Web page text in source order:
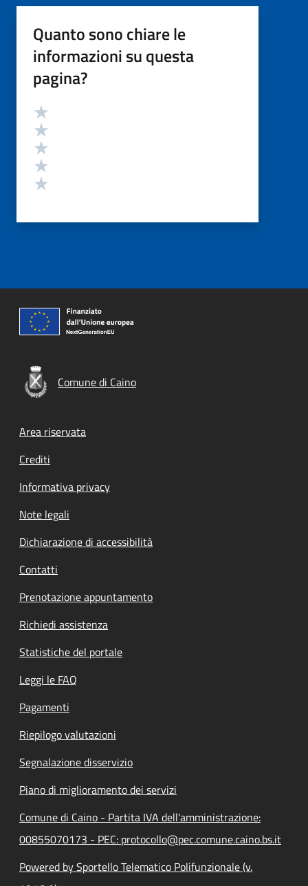
Quanto sono chiare le
informazioni su questa
pagina?
Valutazione
Comune di Caino
Footer menu
Area riservata
Crediti
Informativa privacy
Note legali
Dichiarazione di accessibilità
Contatti
Prenotazione appuntamento
Richiedi assistenza
Statistiche del portale
Leggi le FAQ
Pagamenti
Riepilogo valutazioni
Segnalazione disservizio
Piano di miglioramento dei servizi
Comune di Caino - Partita IVA dell'amministrazione:
00855070173 - PEC: protocollo@pec.comune.caino.bs.it
Powered by Sportello Telematico Polifunzionale (v.